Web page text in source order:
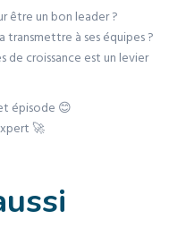
être un bon leader ?
à ses équipes ?
de croissance est un levier
épisode 😊
🚀